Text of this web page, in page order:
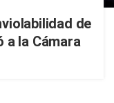
de
a la Cámara